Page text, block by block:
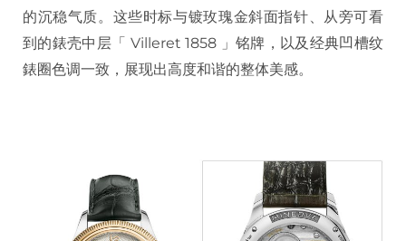
的沉稳气质。这些时标与镀玫瑰金斜面指针、从旁可看
到的錶壳中层「 Villeret 1858 」铭牌，以及经典凹槽纹
錶圈色调一致，展现出高度和谐的整体美感。